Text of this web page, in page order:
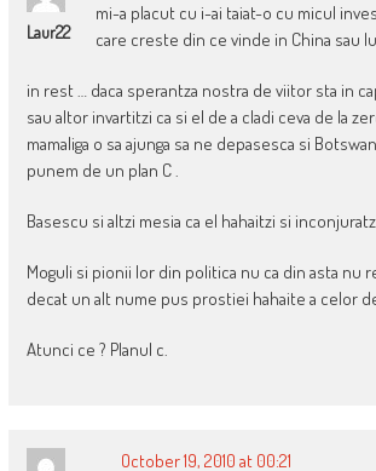
Laur22
mi-a placut cu i-ai taiat-o cu micul
care creste din ce vinde in China sau
in rest … daca sperantza nostra de viitor sta in
sau altor invartitzi ca si el de a cladi ceva de la
mamaliga o sa ajunga sa ne depasesca si
punem de un plan C .
Basescu si altzi mesia ca el hahaitzi si
Moguli si pionii lor din politica nu ca din asta nu
decat un alt nume pus prostiei hahaite a celor
Atunci ce ? Planul c.
October 19, 2010 at 00:21